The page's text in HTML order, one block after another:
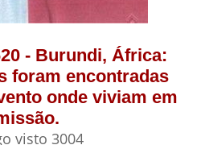
- Burundi, África:
foram encontradas
onde viviam em
visto 3004